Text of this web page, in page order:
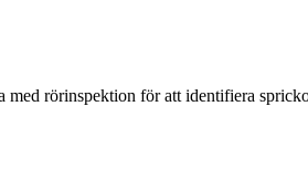
rörinspektion för att identifiera